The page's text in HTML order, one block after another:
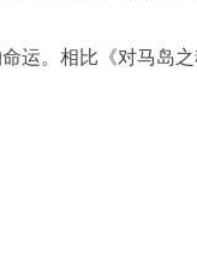
。相比《对马岛